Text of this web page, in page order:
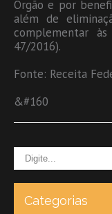
Órgão e por
além de
complementar
47/2016).
Fonte: Receita
&#160
Categorias